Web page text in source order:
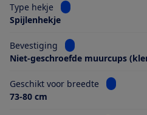
Type hekje
Bekijk informatie voor
Spijlenhekje
Bevestiging
Bekijk informatie
Niet-geschroefde muurcups
Geschikt voor breedte
Bekijk
73-80 cm